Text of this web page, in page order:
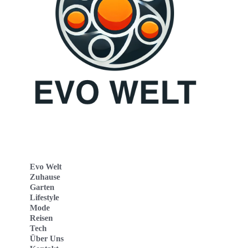
Evo Welt
Zuhause
Garten
Lifestyle
Mode
Reisen
Tech
Über Uns